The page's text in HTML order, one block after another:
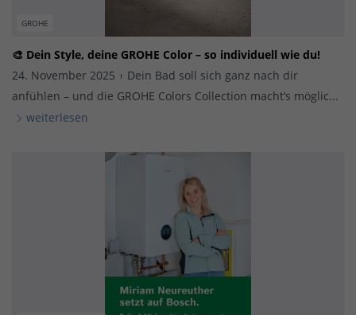
GROHE
🎨 Dein Style, deine GROHE Color – so individuell wie du!
24. November 2025
Dein Bad soll sich ganz nach dir
anfühlen – und die GROHE Colors Collection macht’s möglic...
weiterlesen